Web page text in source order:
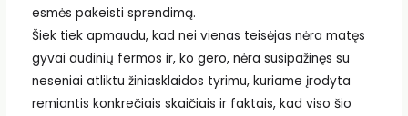
esmės pakeisti sprendimą.
Šiek tiek apmaudu, kad nei vienas teisėjas nėra matęs
gyvai audinių fermos ir, ko gero, nėra susipažinęs su
neseniai atliktu žiniasklaidos tyrimu, kuriame įrodyta
remiantis konkrečiais skaičiais ir faktais, kad viso šio